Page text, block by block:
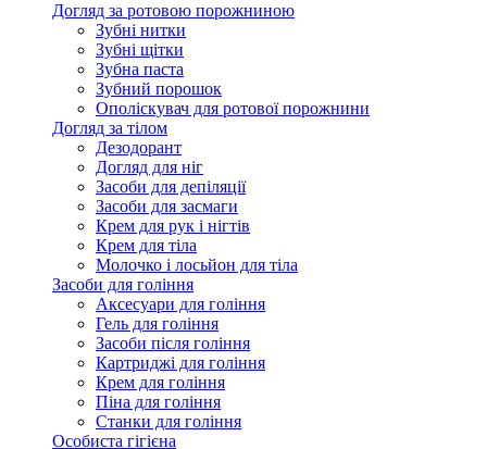
Догляд за ротовою порожниною
Зубні нитки
Зубні щітки
Зубна паста
Зубний порошок
Ополіскувач для ротової порожнини
Догляд за тілом
Дезодорант
Догляд для ніг
Засоби для депіляції
Засоби для засмаги
Крем для рук і нігтів
Крем для тіла
Молочко і лосьйон для тіла
Засоби для гоління
Аксесуари для гоління
Гель для гоління
Засоби після гоління
Картриджі для гоління
Крем для гоління
Піна для гоління
Станки для гоління
Особиста гігієна